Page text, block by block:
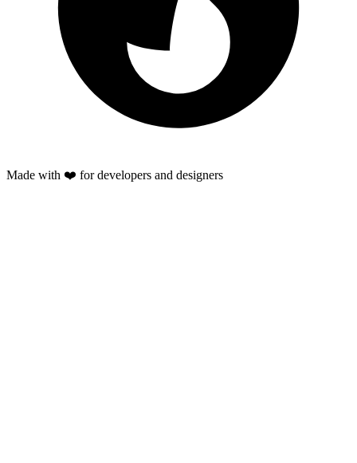
Made with ❤️ for developers and designers